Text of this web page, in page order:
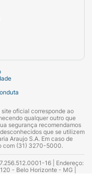
site oficial corresponde ao
qualquer outro que
segurança recomendamos
que se utilizem
Araujo S.A. Em caso de
com (31) 3270-5000.
16 | Endereço:
- Belo Horizonte - MG |